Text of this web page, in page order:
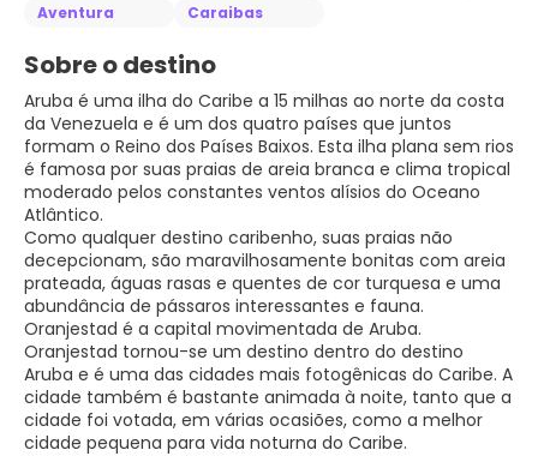
Aventura
Caraibas
Sobre o destino
Aruba é uma ilha do Caribe a 15 milhas ao norte da costa
da Venezuela e é um dos quatro países que juntos
formam o Reino dos Países Baixos. Esta ilha plana sem rios
é famosa por suas praias de areia branca e clima tropical
moderado pelos constantes ventos alísios do Oceano
Atlântico.
Como qualquer destino caribenho, suas praias não
decepcionam, são maravilhosamente bonitas com areia
prateada, águas rasas e quentes de cor turquesa e uma
abundância de pássaros interessantes e fauna.
Oranjestad é a capital movimentada de Aruba.
Oranjestad tornou-se um destino dentro do destino
Aruba e é uma das cidades mais fotogênicas do Caribe. A
cidade também é bastante animada à noite, tanto que a
cidade foi votada, em várias ocasiões, como a melhor
cidade pequena para vida noturna do Caribe.